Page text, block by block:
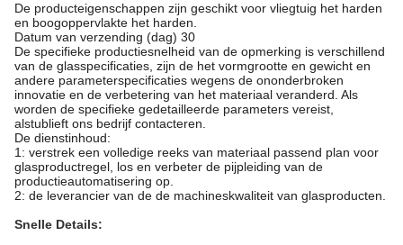
De producteigenschappen zijn geschikt voor vliegtuig het harden
en boogoppervlakte het harden.
Datum van verzending (dag) 30
De specifieke productiesnelheid van de opmerking is verschillend
van de glasspecificaties, zijn de het vormgrootte en gewicht en
andere parameterspecificaties wegens de ononderbroken
innovatie en de verbetering van het materiaal veranderd. Als
worden de specifieke gedetailleerde parameters vereist,
alstublieft ons bedrijf contacteren.
De dienstinhoud:
1: verstrek een volledige reeks van materiaal passend plan voor
glasproductregel, los en verbeter de pijpleiding van de
productieautomatisering op.
2: de leverancier van de de machineskwaliteit van glasproducten.
Snelle Details: